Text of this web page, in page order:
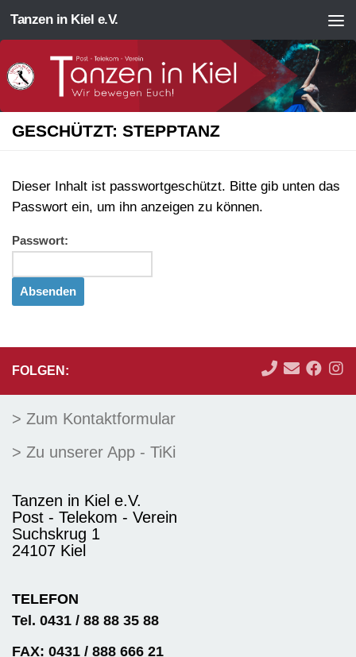
Zum Inhalt springen
Tanzen in Kiel e.V.
GESCHÜTZT: STEPPTANZ
Dieser Inhalt ist passwortgeschützt. Bitte gib unten das
Passwort ein, um ihn anzeigen zu können.
Passwort:
FOLGEN:
> Zum Kontaktformular
> Zu unserer App - TiKi
Tanzen in Kiel e.V.
Post - Telekom - Verein
Suchskrug 1
24107 Kiel
TELEFON
Tel. 0431 / 88 88 35 88
FAX: 0431 / 888 666 21